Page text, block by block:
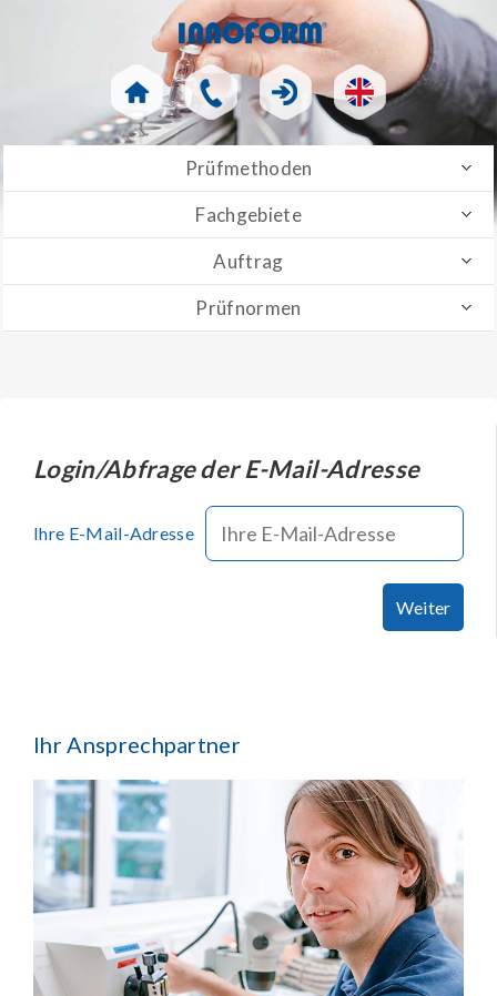
Prüfmethoden
Fachgebiete
Auftrag
Prüfnormen
Login/Abfrage der E-Mail-Adresse
Ihre E-Mail-Adresse
Weiter
Ihr Ansprechpartner